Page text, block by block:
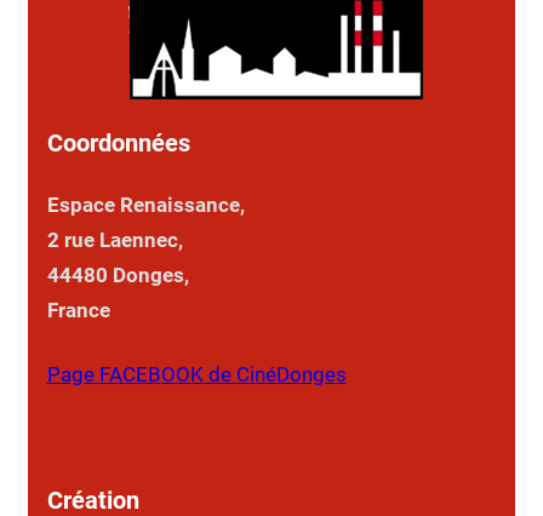
Coordonnées
Espace Renaissance,
2 rue Laennec,
44480 Donges,
France
Page FACEBOOK de CinéDonges
Création